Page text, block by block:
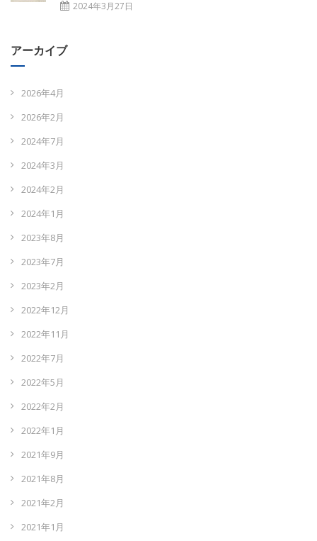
2024年3月27日
アーカイブ
2026年4月
2026年2月
2024年7月
2024年3月
2024年2月
2024年1月
2023年8月
2023年7月
2023年2月
2022年12月
2022年11月
2022年7月
2022年5月
2022年2月
2022年1月
2021年9月
2021年8月
2021年2月
2021年1月